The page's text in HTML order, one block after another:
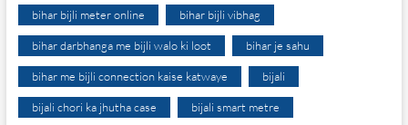
bihar bijli meter online bihar bijli vibhag
bihar darbhanga me bijli walo ki loot bihar je sahu
bihar me bijli connection kaise katwaye bijali
bijali chori ka jhutha case bijali smart metre